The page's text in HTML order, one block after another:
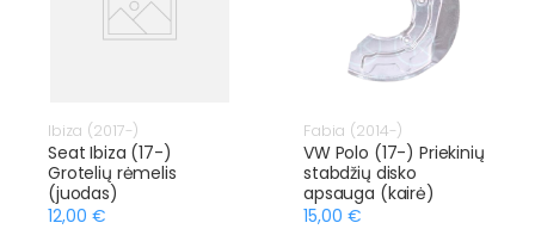
Ibiza (2017-)
Seat Ibiza (17-)
Grotelių rėmelis
(juodas)
12,00 €
Fabia (2014-)
VW Polo (17-) Priekinių
stabdžių disko
apsauga (kairė)
15,00 €